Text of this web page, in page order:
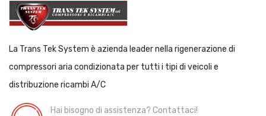
La Trans Tek System è azienda leader nella rigenerazione di
compressori aria condizionata per tutti i tipi di veicoli e
distribuzione ricambi A/C
Hai bisogno di assistenza? Contattaci!